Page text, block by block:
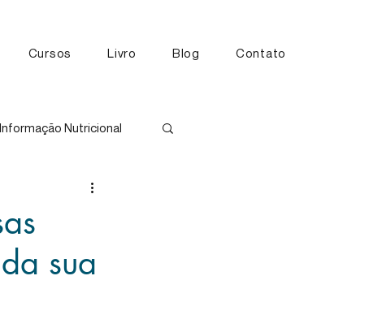
Cursos Livro Blog Contato
Informação Nutricional
sua